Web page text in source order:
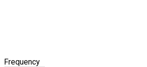
Frequency